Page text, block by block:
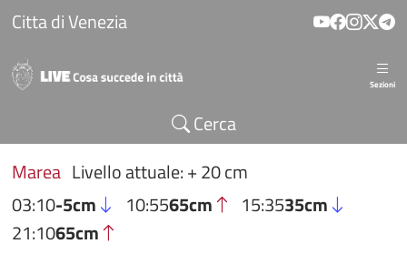
Salta al contenuto principale
Citta di Venezia
Sezioni
Cerca
Marea Livello attuale: + 20 cm
03:10-5cm 10:5565cm 15:3535cm
21:1065cm